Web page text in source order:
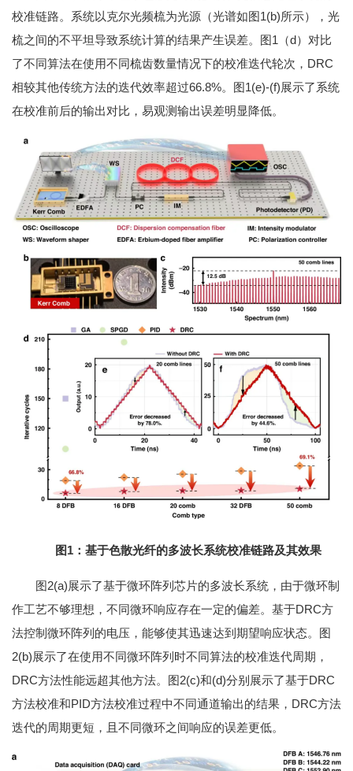
校准链路。系统以克尔光频梳为光源（光谱如图1(b)所示），光
梳之间的不平坦导致系统计算的结果产生误差。图1（d）对比
了不同算法在使用不同梳齿数量情况下的校准迭代轮次，DRC
相较其他传统方法的迭代效率超过66.8%。图1(e)-(f)展示了系统
在校准前后的输出对比，易观测输出误差明显降低。
图1：基于色散光纤的多波长系统校准链路及其效果
图2(a)展示了基于微环阵列芯片的多波长系统，由于微环制
作工艺不够理想，不同微环响应存在一定的偏差。基于DRC方
法控制微环阵列的电压，能够使其迅速达到期望响应状态。图
2(b)展示了在使用不同微环阵列时不同算法的校准迭代周期，
DRC方法性能远超其他方法。图2(c)和(d)分别展示了基于DRC
方法校准和PID方法校准过程中不同通道输出的结果，DRC方法
迭代的周期更短，且不同微环之间响应的误差更低。